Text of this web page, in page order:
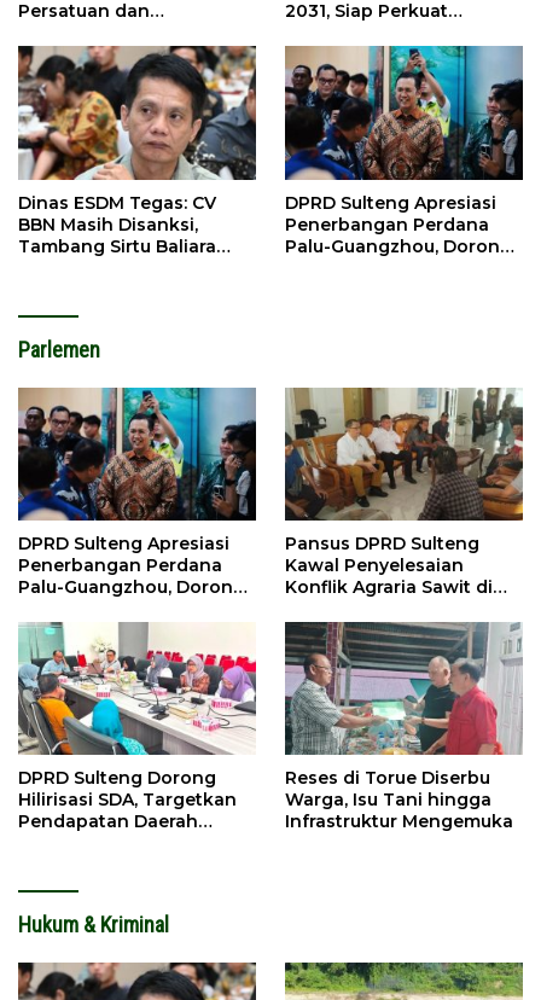
Persatuan dan
2031, Siap Perkuat
Dinas ESDM Tegas: CV
BBN Masih Disanksi,
Tambang Sirtu Baliara
DPRD Sulteng Apresiasi
Penerbangan Perdana
Palu-Guangzhou, Dorong
Parlemen
DPRD Sulteng Apresiasi
Penerbangan Perdana
Palu-Guangzhou, Dorong
Pansus DPRD Sulteng
Kawal Penyelesaian
Konflik Agraria Sawit di
DPRD Sulteng Dorong
Hilirisasi SDA, Targetkan
Pendapatan Daerah
Reses di Torue Diserbu
Warga, Isu Tani hingga
Infrastruktur Mengemuka
Hukum & Kriminal